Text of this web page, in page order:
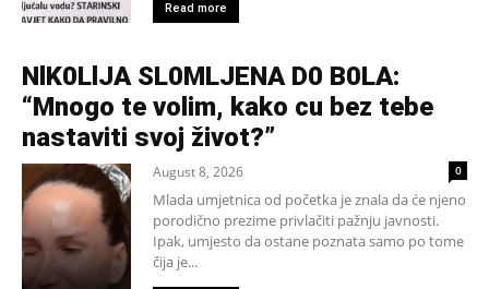
Read more
NlK0LlJA SL0MLJENA D0 B0LA:
“Mnogo te volim, kako cu bez tebe
nastaviti svoj život?”
August 8, 2026 0
Mlada umjetnica od početka je znala da će njeno
porodično prezime privlačiti pažnju javnosti.
Ipak, umjesto da ostane poznata samo po tome
čija je...